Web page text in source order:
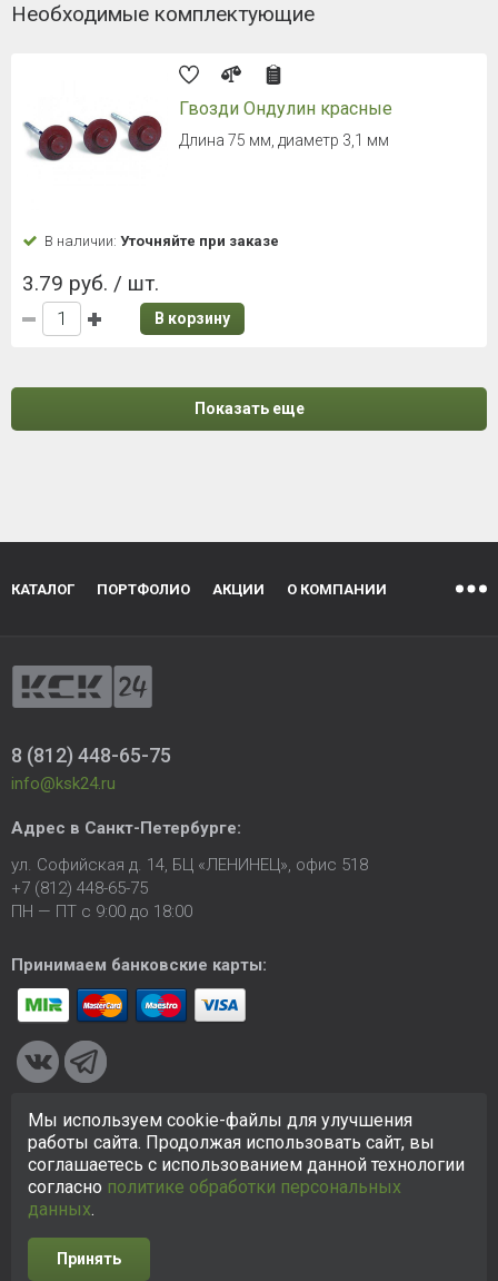
Необходимые комплектующие
Гвозди Ондулин красные
Длина 75 мм, диаметр 3,1 мм
В наличии: Уточняйте при заказе
3.79 руб. / шт.
В корзину
Показать еще
КАТАЛОГ ПОРТФОЛИО АКЦИИ О КОМПАНИИ
8 (812) 448-65-75
info@ksk24.ru
Адрес в Санкт-Петербурге:
ул. Софийская д. 14, БЦ «ЛЕНИНЕЦ», офис 518
+7 (812) 448-65-75
ПН — ПТ с 9:00 до 18:00
Принимаем банковские карты:
© 2005-2026 ООО «КСК». Сайтhttps://ksk24.ruсоздан
исключительно в информационных целях и любая информация
на сайте не является публичной офертой.Политика в
отношении персональных данных
Разработка сайта
Мы используем cookie-файлы для улучшения
работы сайта. Продолжая использовать сайт, вы
соглашаетесь с использованием данной технологии
согласно политике обработки персональных
данных.
Принять